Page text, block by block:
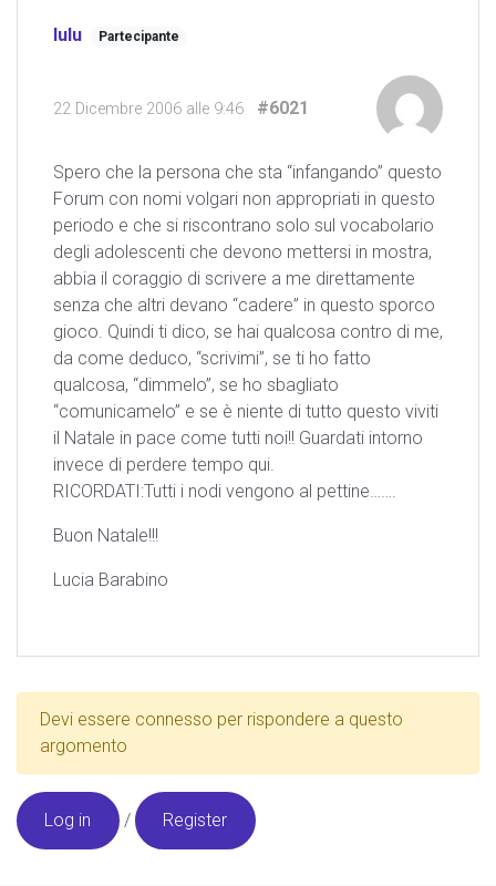
lulu Partecipante
22 Dicembre 2006 alle 9:46 #6021
Spero che la persona che sta “infangando” questo
Forum con nomi volgari non appropriati in questo
periodo e che si riscontrano solo sul vocabolario
degli adolescenti che devono mettersi in mostra,
abbia il coraggio di scrivere a me direttamente
senza che altri devano “cadere” in questo sporco
gioco. Quindi ti dico, se hai qualcosa contro di me,
da come deduco, “scrivimi”, se ti ho fatto
qualcosa, “dimmelo”, se ho sbagliato
“comunicamelo” e se è niente di tutto questo viviti
il Natale in pace come tutti noi!! Guardati intorno
invece di perdere tempo qui.
RICORDATI:Tutti i nodi vengono al pettine…….
Buon Natale!!!
Lucia Barabino
Devi essere connesso per rispondere a questo
argomento
Log in / Register